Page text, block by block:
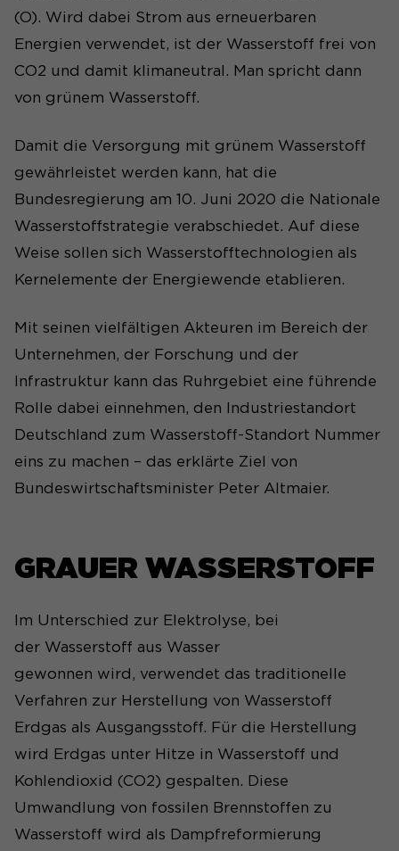
(O). Wird dabei Strom aus erneuerbaren
Energien verwendet, ist der Wasserstoff frei von
CO2 und damit klimaneutral. Man spricht dann
von grünem Wasserstoff.
Damit die Versorgung mit grünem Wasserstoff
gewährleistet werden kann, hat die
Bundesregierung am 10. Juni 2020 die Nationale
Wasserstoffstrategie verabschiedet. Auf diese
Weise sollen sich Wasserstofftechnologien als
Kernelemente der Energiewende etablieren.
Mit seinen vielfältigen Akteuren im Bereich der
Unternehmen, der Forschung und der
Infrastruktur kann das Ruhrgebiet eine führende
Rolle dabei einnehmen, den Industriestandort
Deutschland zum Wasserstoff-Standort Nummer
eins zu machen – das erklärte Ziel von
Bundeswirtschaftsminister Peter Altmaier.
GRAUER WASSERSTOFF
Im Unterschied zur Elektrolyse, bei
der Wasserstoff aus Wasser
gewonnen wird, verwendet das traditionelle
Verfahren zur Herstellung von Wasserstoff
Erdgas als Ausgangsstoff. Für die Herstellung
wird Erdgas unter Hitze in Wasserstoff und
Kohlendioxid (CO2) gespalten. Diese
Umwandlung von fossilen Brennstoffen zu
Wasserstoff wird als Dampfreformierung